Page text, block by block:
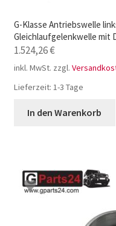
G-Klasse Antriebswelle
Gleichlaufgelenkwelle mit
1.524,26€
inkl. MwSt. zzgl.
Lieferzeit: 1-3 Tage
In den Warenkorb